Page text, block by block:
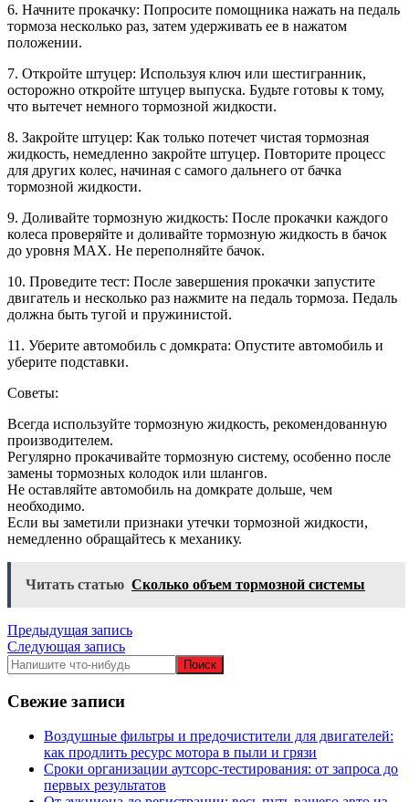
6. Начните прокачку: Попросите помощника нажать на педаль
тормоза несколько раз, затем удерживать ее в нажатом
положении.
7. Откройте штуцер: Используя ключ или шестигранник,
осторожно откройте штуцер выпуска. Будьте готовы к тому,
что вытечет немного тормозной жидкости.
8. Закройте штуцер: Как только потечет чистая тормозная
жидкость, немедленно закройте штуцер. Повторите процесс
для других колес, начиная с самого дальнего от бачка
тормозной жидкости.
9. Доливайте тормозную жидкость: После прокачки каждого
колеса проверяйте и доливайте тормозную жидкость в бачок
до уровня MAX. Не переполняйте бачок.
10. Проведите тест: После завершения прокачки запустите
двигатель и несколько раз нажмите на педаль тормоза. Педаль
должна быть тугой и пружинистой.
11. Уберите автомобиль с домкрата: Опустите автомобиль и
уберите подставки.
Советы:
Всегда используйте тормозную жидкость, рекомендованную
производителем.
Регулярно прокачивайте тормозную систему, особенно после
замены тормозных колодок или шлангов.
Не оставляйте автомобиль на домкрате дольше, чем
необходимо.
Если вы заметили признаки утечки тормозной жидкости,
немедленно обращайтесь к механику.
Читать статью Сколько объем тормозной системы
Навигация
по
записям
Предыдущая запись
Следующая запись
Свежие записи
Воздушные фильтры и предочистители для двигателей:
как продлить ресурс мотора в пыли и грязи
Сроки организации аутсорс‑тестирования: от запроса до
первых результатов